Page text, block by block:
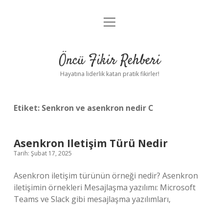
Anasayfa
Yasal Uyarı
menüyü
Öncü Fikir Rehberi
Hayatına liderlik katan pratik fikirler!
Etiket: Senkron ve asenkron nedir C
Asenkron Iletişim Türü Nedir
Tarih: Şubat 17, 2025
Asenkron iletişim türünün örneği nedir? Asenkron
iletişimin örnekleri Mesajlaşma yazılımı: Microsoft
Teams ve Slack gibi mesajlaşma yazılımları,